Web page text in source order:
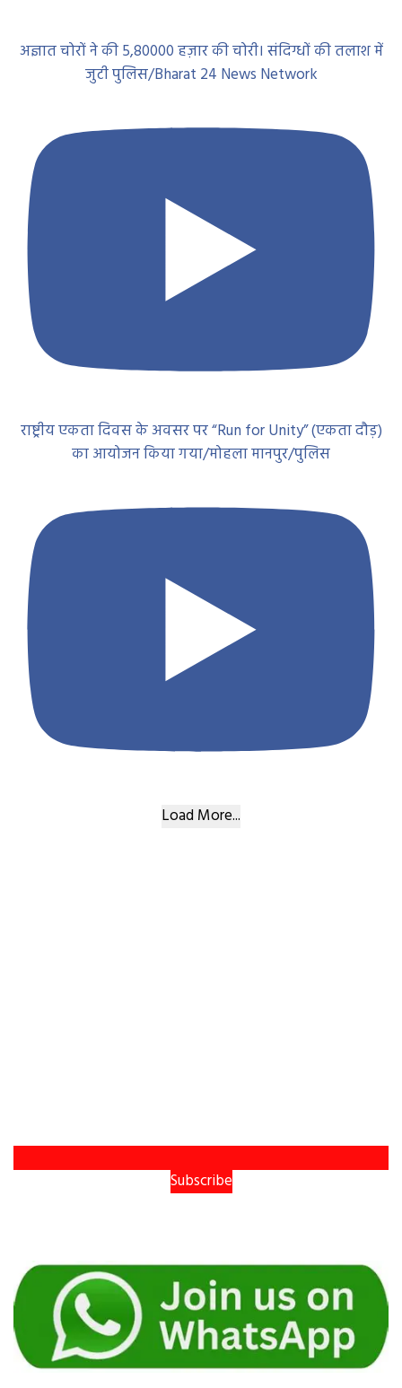
अज्ञात चोरों ने की 5,80000 हज़ार की चोरी। संदिग्धों की तलाश में
जुटी पुलिस/Bharat 24 News Network
राष्ट्रीय एकता दिवस के अवसर पर “Run for Unity” (एकता दौड़)
का आयोजन किया गया/मोहला मानपुर/पुलिस
Load More...
Subscribe